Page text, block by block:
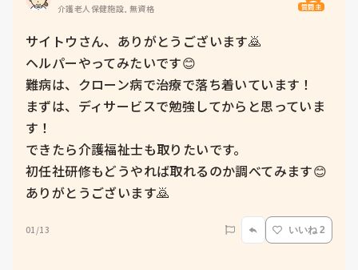
介護老人保健施設, 無資格 質問主
サイトウさん、ありがとうございます🙇
ヘルパーやってみたいです😊
難病は、クローン病で治療で落ち着いています！
まずは、ディサービスで勉強してからと思っていま
す！
できたら介護福祉士も取りたいです。
初任社研修もどうやれば取れるのか調べてみます😊
ありがとうございます🙇
01/13 いいね 2